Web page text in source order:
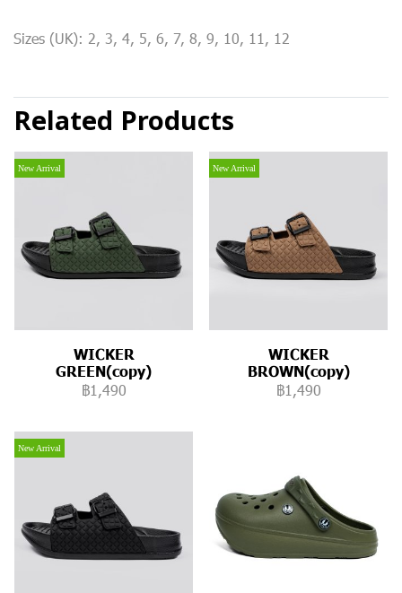
Sizes (UK): 2, 3, 4, 5, 6, 7, 8, 9, 10, 11, 12
Related Products
New Arrival
WICKER
GREEN(copy)
฿1,490
New Arrival
WICKER
BROWN(copy)
฿1,490
New Arrival